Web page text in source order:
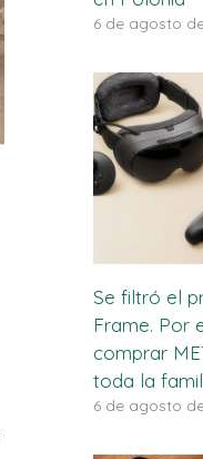
6 de agosto
Se filtró el
Frame. Por
comprar
toda la
6 de agosto